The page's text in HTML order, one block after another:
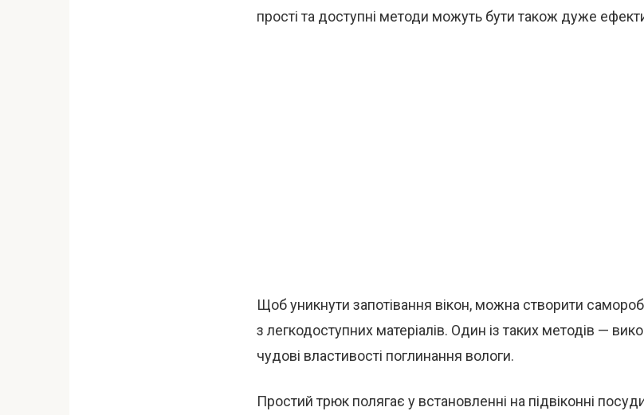
прості та доступні методи можуть бути також дуже
Щоб уникнути запотівання вікон, можна створити
з легкодоступних матеріалів. Один із таких методів —
чудові властивості поглинання вологи.
Простий трюк полягає у встановленні на підвіконні